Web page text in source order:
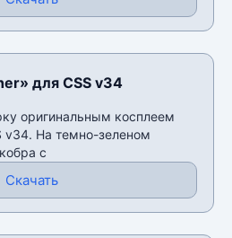
для CSS v34
оригинальным косплеем
v34. На темно-зеленом
с
Скачать